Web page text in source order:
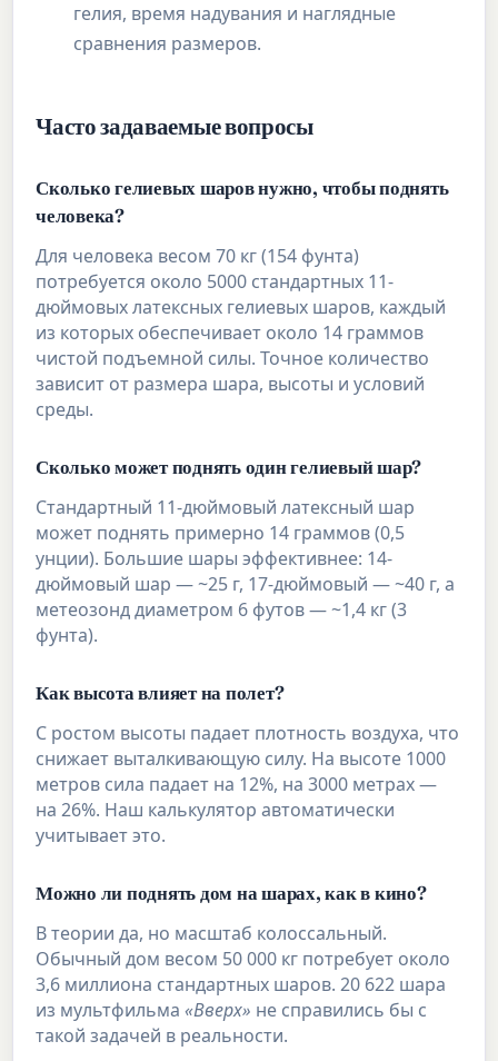
гелия, время надувания и наглядные
сравнения размеров.
Часто задаваемые вопросы
Сколько гелиевых шаров нужно, чтобы поднять
человека?
Для человека весом 70 кг (154 фунта)
потребуется около 5000 стандартных 11-
дюймовых латексных гелиевых шаров, каждый
из которых обеспечивает около 14 граммов
чистой подъемной силы. Точное количество
зависит от размера шара, высоты и условий
среды.
Сколько может поднять один гелиевый шар?
Стандартный 11-дюймовый латексный шар
может поднять примерно 14 граммов (0,5
унции). Большие шары эффективнее: 14-
дюймовый шар — ~25 г, 17-дюймовый — ~40 г, а
метеозонд диаметром 6 футов — ~1,4 кг (3
фунта).
Как высота влияет на полет?
С ростом высоты падает плотность воздуха, что
снижает выталкивающую силу. На высоте 1000
метров сила падает на 12%, на 3000 метрах —
на 26%. Наш калькулятор автоматически
учитывает это.
Можно ли поднять дом на шарах, как в кино?
В теории да, но масштаб колоссальный.
Обычный дом весом 50 000 кг потребует около
3,6 миллиона стандартных шаров. 20 622 шара
из мультфильма«Вверх» не справились бы с
такой задачей в реальности.